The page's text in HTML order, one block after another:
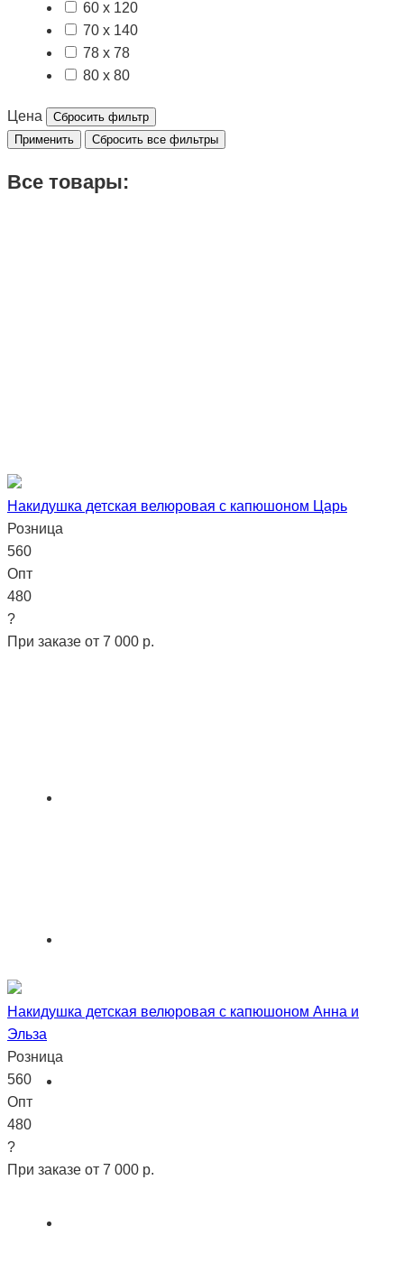
60 x 120
70 x 140
78 x 78
80 x 80
Цена
Сбросить фильтр
Применить
Сбросить все фильтры
Все товары:
Накидушка детская велюровая с капюшоном Царь
Розница
560
Опт
480
?
При заказе от 7 000 р.
Накидушка детская велюровая с капюшоном Анна и
Эльза
Розница
560
Опт
480
?
При заказе от 7 000 р.